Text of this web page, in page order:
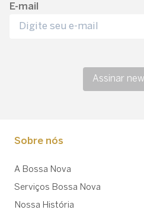
E-mail
Assinar
Sobre nós
A Bossa Nova
Serviços Bossa Nova
Nossa História